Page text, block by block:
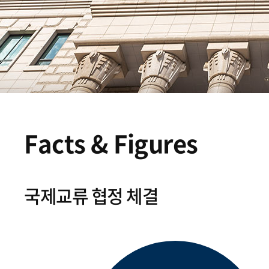
Facts & Figures
국제교류 협정 체결